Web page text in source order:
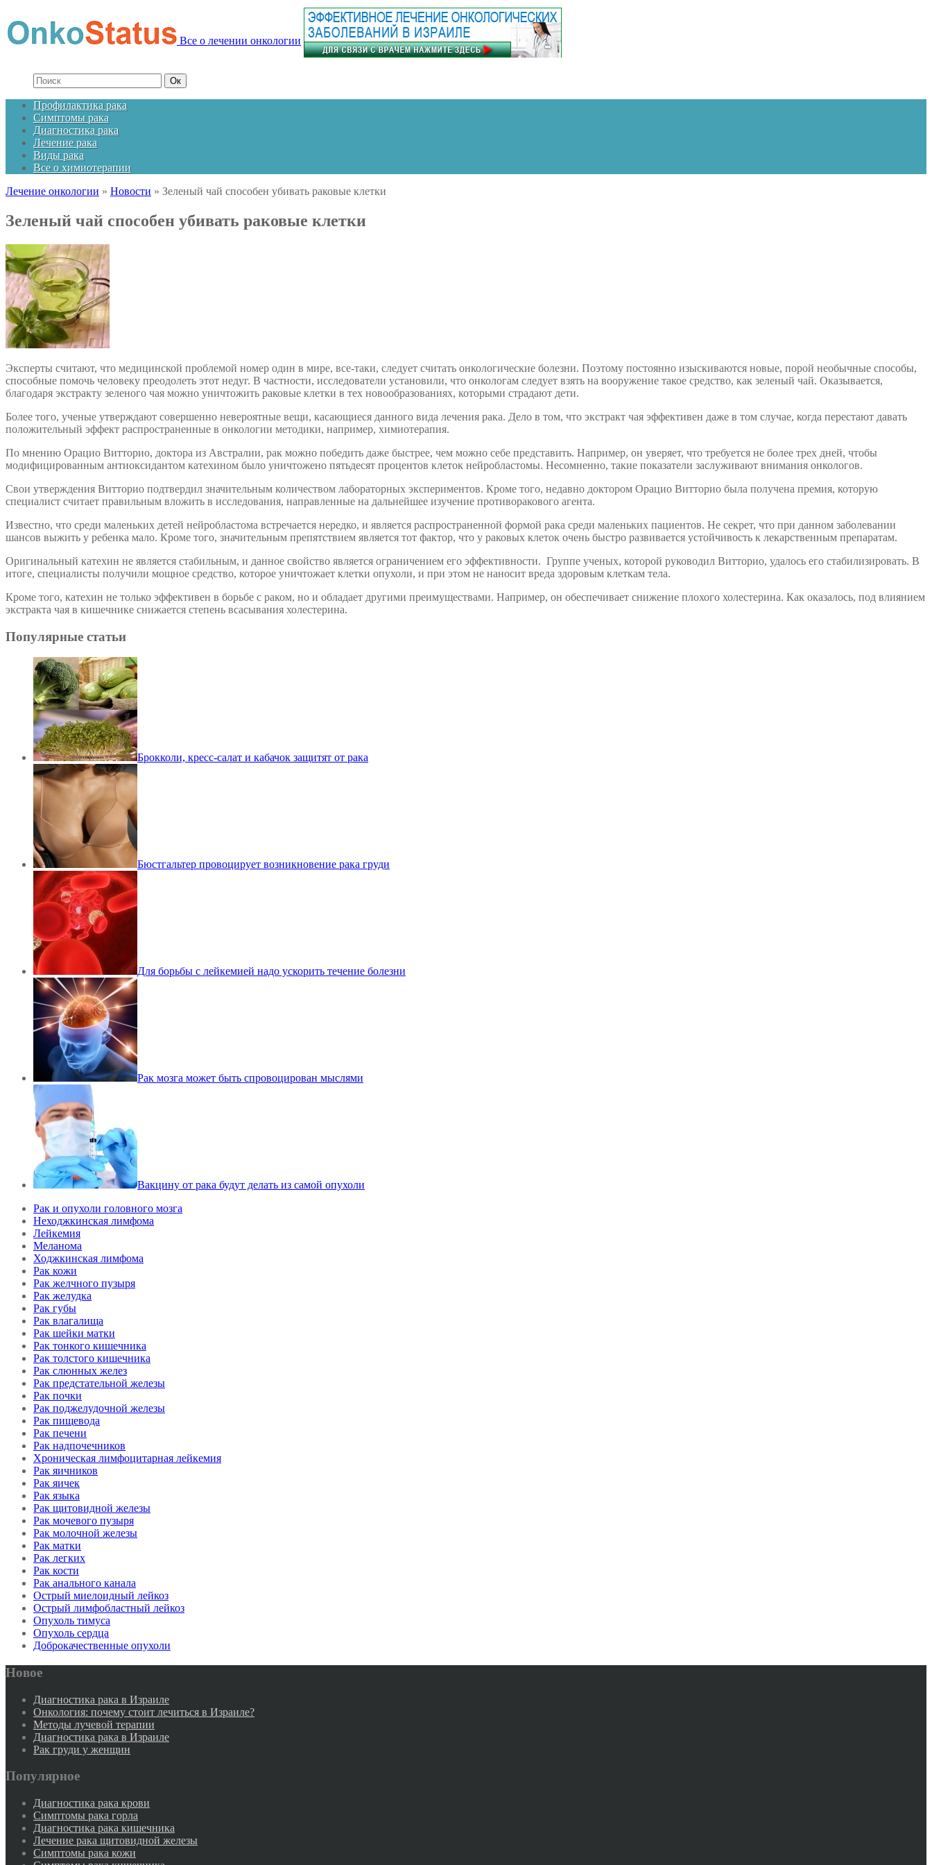
Все о лечении онкологии
Профилактика рака
Симптомы рака
Диагностика рака
Лечение рака
Виды рака
Все о химиотерапии
Лечение онкологии » Новости » Зеленый чай способен убивать раковые клетки
Зеленый чай способен убивать раковые клетки
Эксперты считают, что медицинской проблемой номер один в мире, все-таки, следует считать онкологические болезни. Поэтому постоянно изыскиваются новые, порой необычные способы,
способные помочь человеку преодолеть этот недуг. В частности, исследователи установили, что онкологам следует взять на вооружение такое средство, как зеленый чай. Оказывается,
благодаря экстракту зеленого чая можно уничтожить раковые клетки в тех новообразованиях, которыми страдают дети.
Более того, ученые утверждают совершенно невероятные вещи, касающиеся данного вида лечения рака. Дело в том, что экстракт чая эффективен даже в том случае, когда перестают давать
положительный эффект распространенные в онкологии методики, например, химиотерапия.
По мнению Орацио Витторио, доктора из Австралии, рак можно победить даже быстрее, чем можно себе представить. Например, он уверяет, что требуется не более трех дней, чтобы
модифицированным антиоксидантом катехином было уничтожено пятьдесят процентов клеток нейробластомы. Несомненно, такие показатели заслуживают внимания онкологов.
Свои утверждения Витторио подтвердил значительным количеством лабораторных экспериментов. Кроме того, недавно доктором Орацио Витторио была получена премия, которую
специалист считает правильным вложить в исследования, направленные на дальнейшее изучение противоракового агента.
Известно, что среди маленьких детей нейробластома встречается нередко, и является распространенной формой рака среди маленьких пациентов. Не секрет, что при данном заболевании
шансов выжить у ребенка мало. Кроме того, значительным препятствием является тот фактор, что у раковых клеток очень быстро развивается устойчивость к лекарственным препаратам.
Оригинальный катехин не является стабильным, и данное свойство является ограничением его эффективности. Группе ученых, которой руководил Витторио, удалось его стабилизировать. В
итоге, специалисты получили мощное средство, которое уничтожает клетки опухоли, и при этом не наносит вреда здоровым клеткам тела.
Кроме того, катехин не только эффективен в борьбе с раком, но и обладает другими преимуществами. Например, он обеспечивает снижение плохого холестерина. Как оказалось, под влиянием
экстракта чая в кишечнике снижается степень всасывания холестерина.
Популярные статьи
Брокколи, кресс-салат и кабачок защитят от рака
Бюстгальтер провоцирует возникновение рака груди
Для борьбы с лейкемией надо ускорить течение болезни
Рак мозга может быть спровоцирован мыслями
Вакцину от рака будут делать из самой опухоли
Рак и опухоли головного мозга
Неходжкинская лимфома
Лейкемия
Меланома
Ходжкинская лимфома
Рак кожи
Рак желчного пузыря
Рак желудка
Рак губы
Рак влагалища
Рак шейки матки
Рак тонкого кишечника
Рак толстого кишечника
Рак слюнных желез
Рак предстательной железы
Рак почки
Рак поджелудочной железы
Рак пищевода
Рак печени
Рак надпочечников
Хроническая лимфоцитарная лейкемия
Рак яичников
Рак яичек
Рак языка
Рак щитовидной железы
Рак мочевого пузыря
Рак молочной железы
Рак матки
Рак легких
Рак кости
Рак анального канала
Острый миелоидный лейкоз
Острый лимфобластный лейкоз
Опухоль тимуса
Опухоль сердца
Доброкачественные опухоли
Новое
Диагностика рака в Израиле
Онкология: почему стоит лечиться в Израиле?
Методы лучевой терапии
Диагностика рака в Израиле
Рак груди у женщин
Популярное
Диагностика рака крови
Симптомы рака горла
Диагностика рака кишечника
Лечение рака щитовидной железы
Симптомы рака кожи